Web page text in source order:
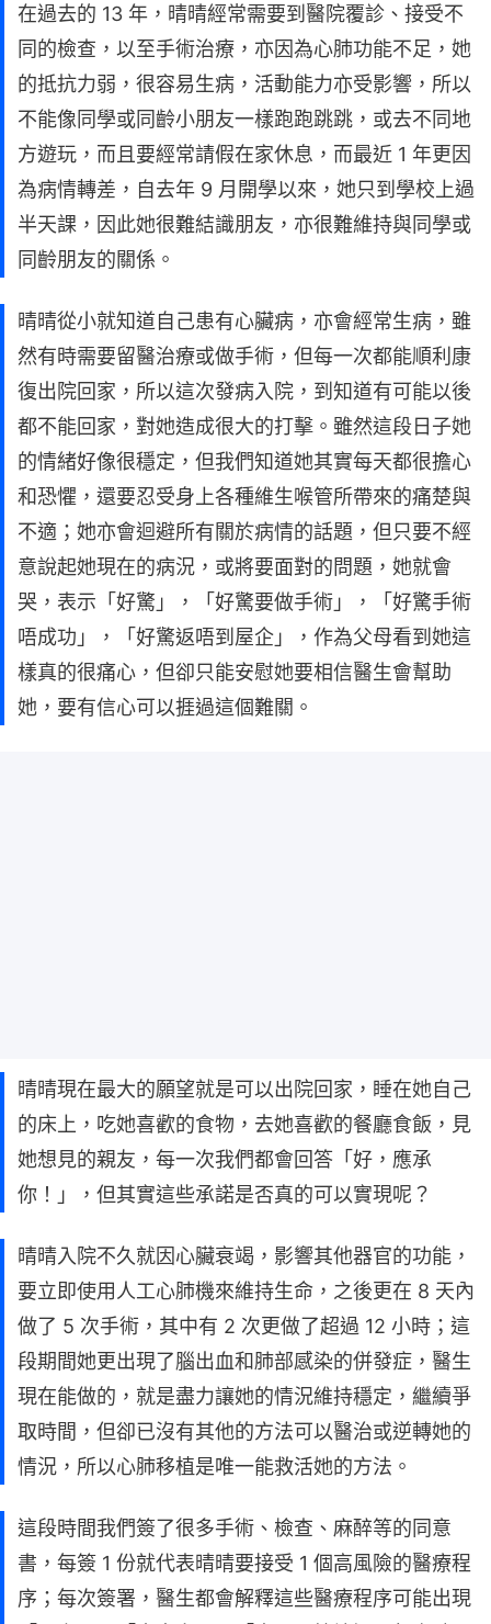
在過去的 13 年，晴晴經常需要到醫院覆診、接受不
同的檢查，以至手術治療，亦因為心肺功能不足，她
的抵抗力弱，很容易生病，活動能力亦受影響，所以
不能像同學或同齡小朋友一樣跑跑跳跳，或去不同地
方遊玩，而且要經常請假在家休息，而最近 1 年更因
為病情轉差，自去年 9 月開學以來，她只到學校上過
半天課，因此她很難結識朋友，亦很難維持與同學或
同齡朋友的關係。
晴晴從小就知道自己患有心臟病，亦會經常生病，雖
然有時需要留醫治療或做手術，但每一次都能順利康
復出院回家，所以這次發病入院，到知道有可能以後
都不能回家，對她造成很大的打擊。雖然這段日子她
的情緒好像很穩定，但我們知道她其實每天都很擔心
和恐懼，還要忍受身上各種維生喉管所帶來的痛楚與
不適；她亦會迴避所有關於病情的話題，但只要不經
意說起她現在的病況，或將要面對的問題，她就會
哭，表示「好驚」，「好驚要做手術」，「好驚手術
唔成功」，「好驚返唔到屋企」，作為父母看到她這
樣真的很痛心，但卻只能安慰她要相信醫生會幫助
她，要有信心可以捱過這個難關。
晴晴現在最大的願望就是可以出院回家，睡在她自己
的床上，吃她喜歡的食物，去她喜歡的餐廳食飯，見
她想見的親友，每一次我們都會回答「好，應承
你！」，但其實這些承諾是否真的可以實現呢？
晴晴入院不久就因心臟衰竭，影響其他器官的功能，
要立即使用人工心肺機來維持生命，之後更在 8 天內
做了 5 次手術，其中有 2 次更做了超過 12 小時；這
段期間她更出現了腦出血和肺部感染的併發症，醫生
現在能做的，就是盡力讓她的情況維持穩定，繼續爭
取時間，但卻已沒有其他的方法可以醫治或逆轉她的
情況，所以心肺移植是唯一能救活她的方法。
這段時間我們簽了很多手術、檢查、麻醉等的同意
書，每簽 1 份就代表晴晴要接受 1 個高風險的醫療程
序；每次簽署，醫生都會解釋這些醫療程序可能出現